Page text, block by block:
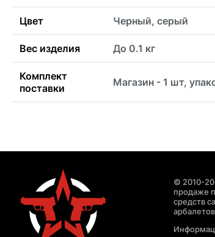
Цвет Черный, серый
Вес изделия До 0.1 кг
Комплект
поставки
Магазин - 1 шт,
© 2010-
продаже
средств